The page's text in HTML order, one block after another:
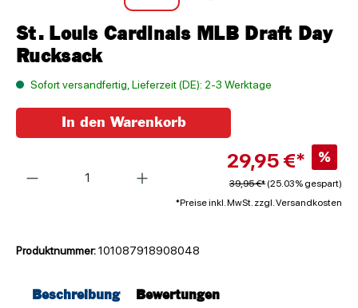
St. Louis Cardinals MLB Draft Day
Rucksack
Sofort versandfertig, Lieferzeit (DE): 2-3 Werktage
29,95 €* %
39,95 €* (25.03% gespart)
*Preise inkl. MwSt. zzgl. Versandkosten
In den Warenkorb
Produktnummer:101087918908048
Beschreibung Bewertungen